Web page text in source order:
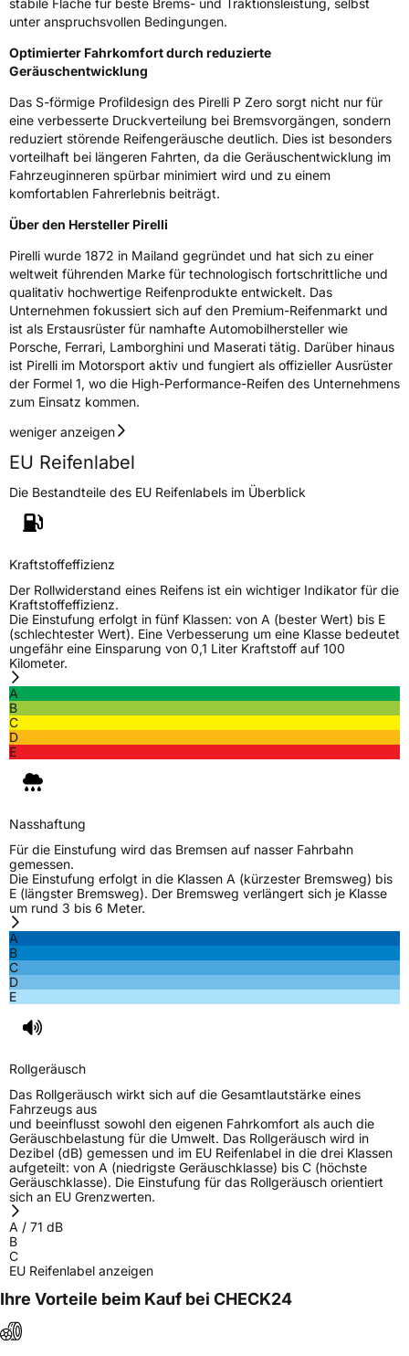
unter anspruchsvollen Bedingungen.
Optimierter Fahrkomfort durch reduzierte
Geräuschentwicklung
Das S-förmige Profildesign des Pirelli P Zero sorgt nicht nur für
eine verbesserte Druckverteilung bei Bremsvorgängen, sondern
reduziert störende Reifengeräusche deutlich. Dies ist besonders
vorteilhaft bei längeren Fahrten, da die Geräuschentwicklung im
Fahrzeuginneren spürbar minimiert wird und zu einem
komfortablen Fahrerlebnis beiträgt.
Über den Hersteller Pirelli
Pirelli wurde 1872 in Mailand gegründet und hat sich zu einer
weltweit führenden Marke für technologisch fortschrittliche und
qualitativ hochwertige Reifenprodukte entwickelt. Das
Unternehmen fokussiert sich auf den Premium-Reifenmarkt und
ist als Erstausrüster für namhafte Automobilhersteller wie
Porsche, Ferrari, Lamborghini und Maserati tätig. Darüber hinaus
ist Pirelli im Motorsport aktiv und fungiert als offizieller Ausrüster
der Formel 1, wo die High-Performance-Reifen des Unternehmens
zum Einsatz kommen.
weniger anzeigen
EU Reifenlabel
Die Bestandteile des EU Reifenlabels im Überblick
Kraftstoffeffizienz
Der Rollwiderstand eines Reifens ist ein wichtiger Indikator für die
Kraftstoffeffizienz.
Die Einstufung erfolgt in fünf Klassen: von A (bester Wert) bis E
(schlechtester Wert). Eine Verbesserung um eine Klasse bedeutet
ungefähr eine Einsparung von 0,1 Liter Kraftstoff auf 100
Kilometer.
A
B
C
D
E
Nasshaftung
Für die Einstufung wird das Bremsen auf nasser Fahrbahn
gemessen.
Die Einstufung erfolgt in die Klassen A (kürzester Bremsweg) bis
E (längster Bremsweg). Der Bremsweg verlängert sich je Klasse
um rund 3 bis 6 Meter.
A
B
C
D
E
Rollgeräusch
Das Rollgeräusch wirkt sich auf die Gesamtlautstärke eines
Fahrzeugs aus
und beeinflusst sowohl den eigenen Fahrkomfort als auch die
Geräuschbelastung für die Umwelt. Das Rollgeräusch wird in
Dezibel (dB) gemessen und im EU Reifenlabel in die drei Klassen
aufgeteilt: von A (niedrigste Geräuschklasse) bis C (höchste
Geräuschklasse). Die Einstufung für das Rollgeräusch orientiert
sich an EU Grenzwerten.
A / 71 dB
B
C
EU Reifenlabel anzeigen
Ihre Vorteile beim Kauf bei CHECK24